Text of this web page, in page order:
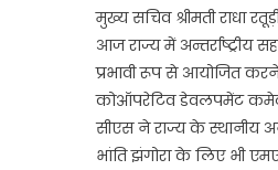
मुख्य सचिव श्रीमती राधा
आज राज्य में अन्तर्राष्ट्रीय
प्रभावी रूप से आयोजित
कोऑपरेटिव डेवलपमेंट
सीएस ने राज्य के स्थानीय
भांति झंगोरा के लिए भी